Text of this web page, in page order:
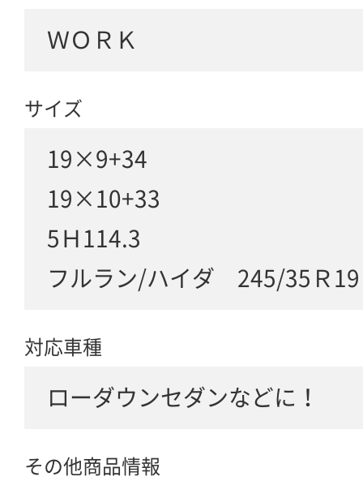
ＷＯＲＫ
サイズ
19×9+34
19×10+33
5Ｈ114.3
フルラン/ハイダ 245/35Ｒ19
対応車種
ローダウンセダンなどに！
その他商品情報